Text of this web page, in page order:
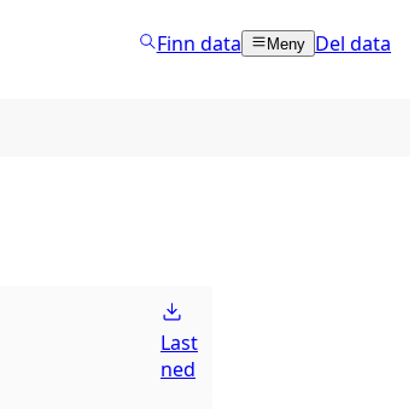
Finn data Meny Del data
Last
ned